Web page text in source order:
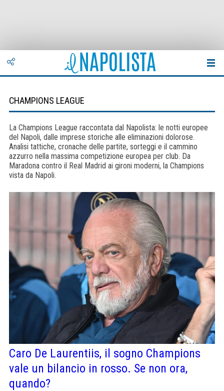
CHAMPIONS LEAGUE
La Champions League raccontata dal Napolista: le notti europee
del Napoli, dalle imprese storiche alle eliminazioni dolorose.
Analisi tattiche, cronache delle partite, sorteggi e il cammino
azzurro nella massima competizione europea per club. Da
Maradona contro il Real Madrid ai gironi moderni, la Champions
vista da Napoli.
Caro De Laurentiis, il sogno Champions
vale un bilancio in rosso. Se non ora,
quando?